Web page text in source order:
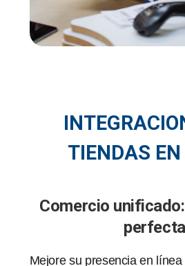
TIENDAS
Comercio
perfecta
Mejore su presencia en